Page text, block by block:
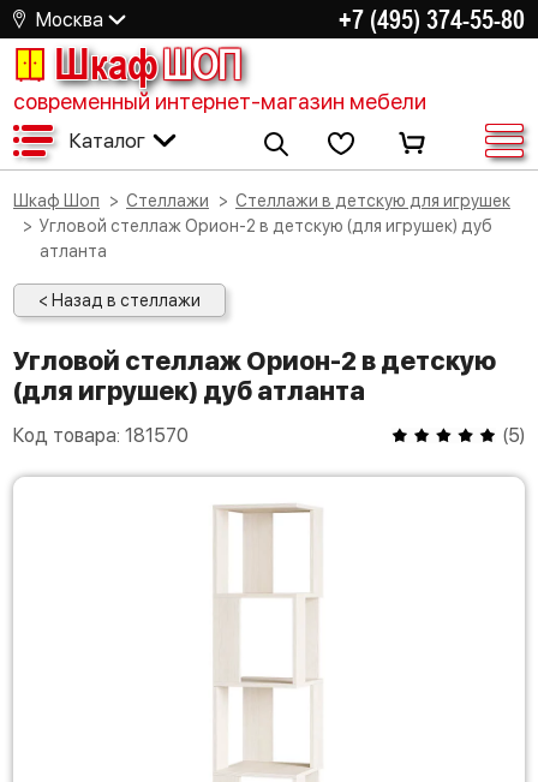
Москва +7 (495) 374-55-80
ШкафШОП
современный интернет-магазин мебели
Каталог
Шкаф Шоп Стеллажи
Стеллажи в детскую для игрушек
Угловой стеллаж Орион-2 в детскую (для игрушек) дуб
атланта
< Назад в стеллажи
Угловой стеллаж Орион-2 в детскую
(для игрушек) дуб атланта
Код товара: 181570 (5)